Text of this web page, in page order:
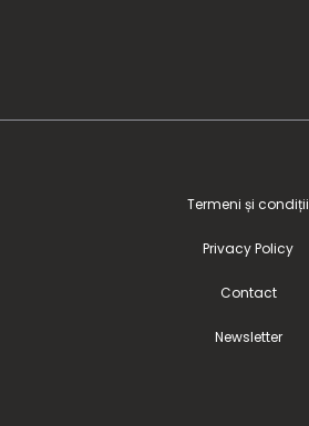
Termeni și condiții
Privacy Policy
Contact
Newsletter